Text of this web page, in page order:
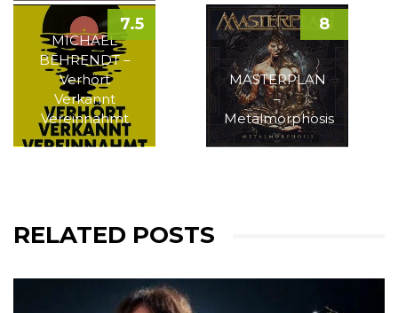
MICHAEL
BEHRENDT –
Verhört
Verkannt
Vereinnahmt
7.5
MASTERPLAN
–
Metalmorphosis
8
RELATED POSTS